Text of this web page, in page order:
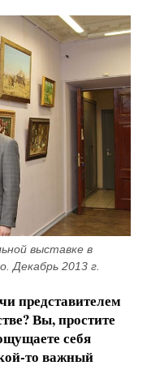
выставке в
Декабрь 2013 г.
представителем
Вы, простите
себя
то важный